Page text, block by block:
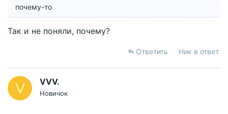
почему-то
Так и не поняли, почему?
Ответить Ник в ответ
V VVV.
Новичок